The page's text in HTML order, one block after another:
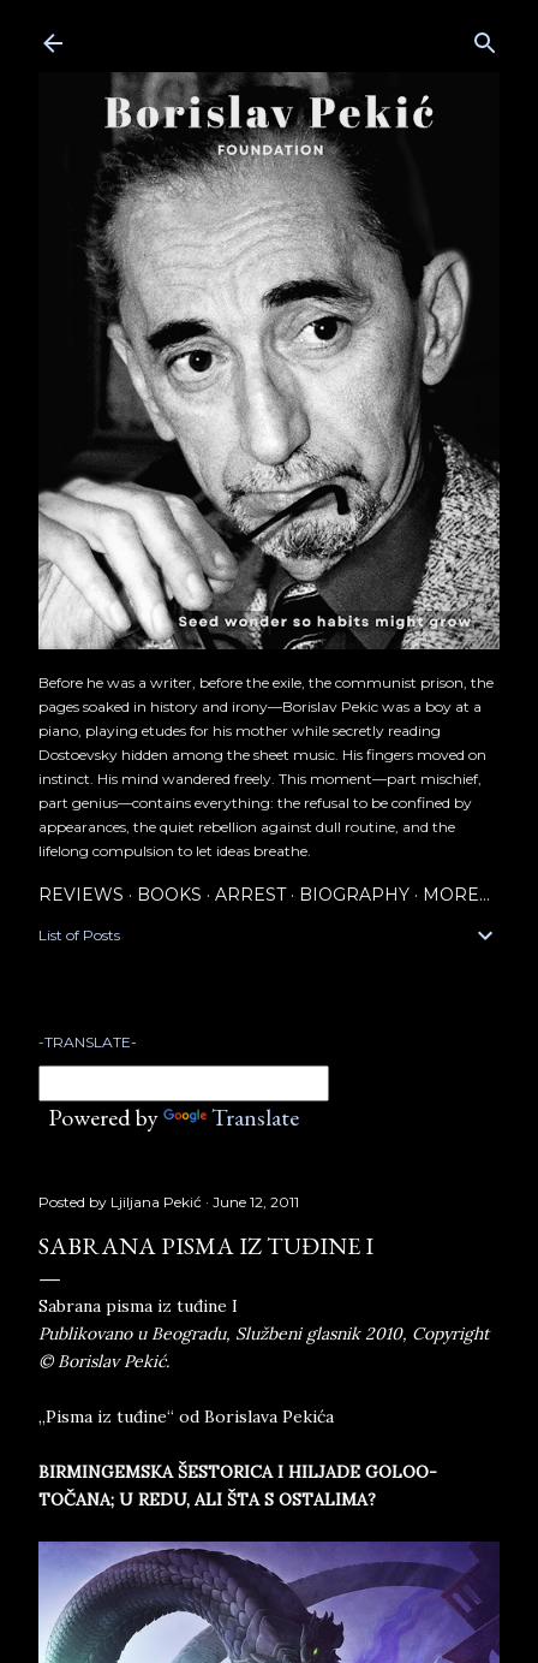
Before he was a writer, before the exile, the communist prison, the
pages soaked in history and irony—Borislav Pekic was a boy at a
piano, playing etudes for his mother while secretly reading
Dostoevsky hidden among the sheet music. His fingers moved on
instinct. His mind wandered freely. This moment—part mischief,
part genius—contains everything: the refusal to be confined by
appearances, the quiet rebellion against dull routine, and the
lifelong compulsion to let ideas breathe.
REVIEWS BOOKS ARREST BIOGRAPHY MORE…
List of Posts
-TRANSLATE-
Powered by Translate
Posted by Ljiljana Pekić June 12, 2011
SABRANA PISMA IZ TUĐINE I
Sabrana pisma iz tuđine I
Publikovano u Beogradu, Službeni glasnik 2010, Copyright
© Borislav Pekić.
„Pisma iz tuđine“ od Borislava Pekića
BIRMINGEM­SKA ŠESTO­RI­CA I HI­LJ­A­DE GO­LO­O­
TOČANA; U REDU, ALI ŠTA S OSTA­LI­MA?